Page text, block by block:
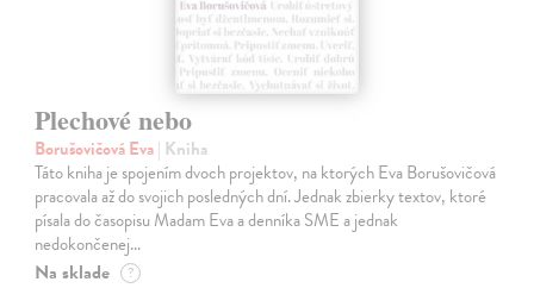
Plechové nebo
Borušovičová Eva| Kniha
Táto kniha je spojením dvoch projektov, na ktorých Eva Borušovičová
pracovala až do svojich posledných dní. Jednak zbierky textov, ktoré
písala do časopisu Madam Eva a denníka SME a jednak
nedokončenej…
Na sklade ?